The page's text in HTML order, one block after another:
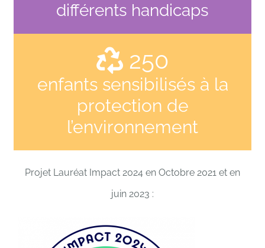
différents handicaps
250
enfants sensibilisés à la
protection de
l’environnement
Projet Lauréat Impact 2024 en Octobre 2021 et en
juin 2023 :